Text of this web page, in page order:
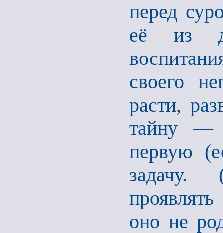
перед
её из
своего
расти,
тайну
первую
задачу.
оно не